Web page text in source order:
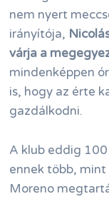
nem nyert
irányítója,
várja a
mindenképpen
is, hogy az érte
gazdálkodni.
A klub eddig
ennek több,
Moreno